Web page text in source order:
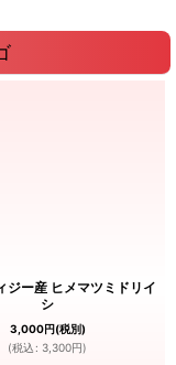
ジー産 ヒメマツミドリイ
シ
3,000円(税別)
(税込 : 3,300円)